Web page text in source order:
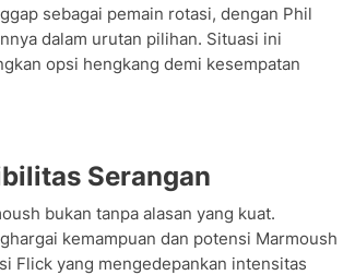
sebagai pemain rotasi, dengan Phil
dalam urutan pilihan. Situasi ini
opsi hengkang demi kesempatan
Serangan
bukan tanpa alasan yang kuat.
kemampuan dan potensi Marmoush
Flick yang mengedepankan intensitas